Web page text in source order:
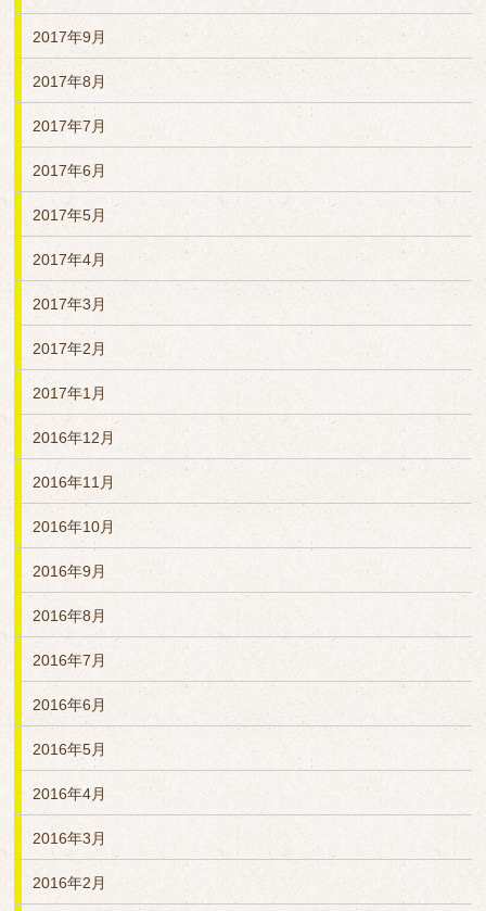
2017年9月
2017年8月
2017年7月
2017年6月
2017年5月
2017年4月
2017年3月
2017年2月
2017年1月
2016年12月
2016年11月
2016年10月
2016年9月
2016年8月
2016年7月
2016年6月
2016年5月
2016年4月
2016年3月
2016年2月